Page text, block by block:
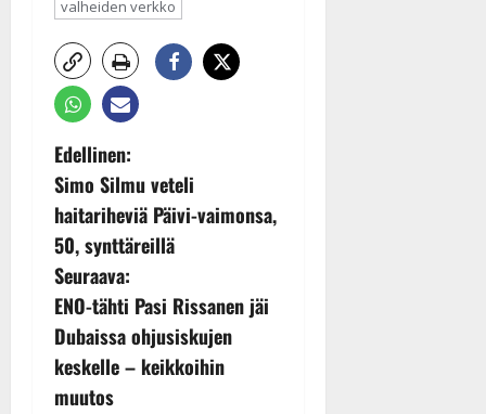
valheiden verkko
P
o
s
t
n
a
Edellinen:
Simo Silmu veteli
haitariheviä Päivi-vaimonsa,
50, synttäreillä
Seuraava:
ENO-tähti Pasi Rissanen jäi
Dubaissa ohjusiskujen
keskelle – keikkoihin
muutos